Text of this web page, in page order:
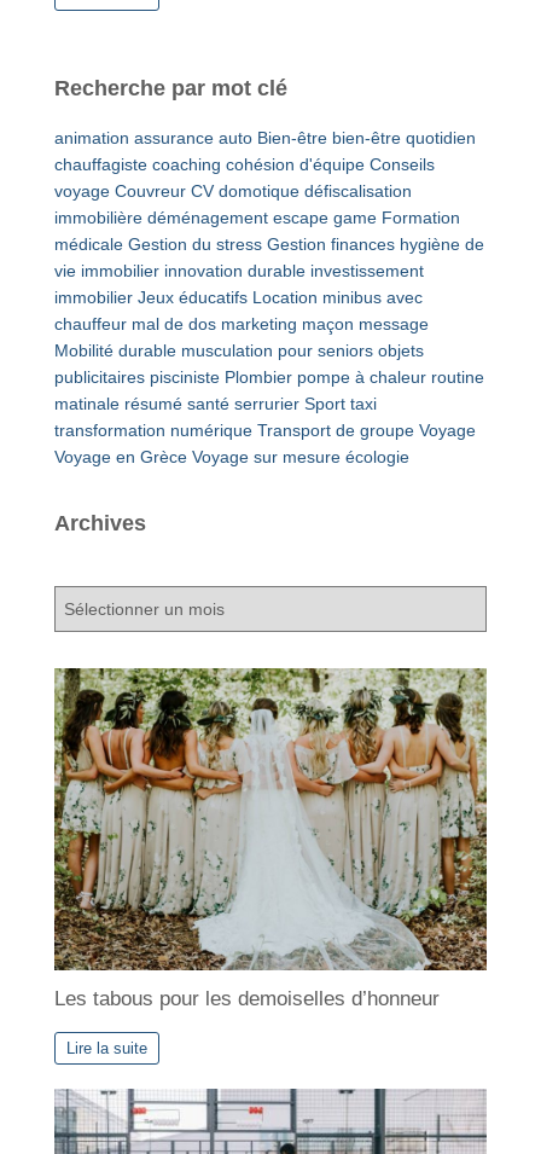
Recherche par mot clé
animation assurance auto Bien-être bien-être quotidien
chauffagiste coaching cohésion d'équipe Conseils
voyage Couvreur CV domotique défiscalisation
immobilière déménagement escape game Formation
médicale Gestion du stress Gestion finances hygiène de
vie immobilier innovation durable investissement
immobilier Jeux éducatifs Location minibus avec
chauffeur mal de dos marketing maçon message
Mobilité durable musculation pour seniors objets
publicitaires pisciniste Plombier pompe à chaleur routine
matinale résumé santé serrurier Sport taxi
transformation numérique Transport de groupe Voyage
Voyage en Grèce Voyage sur mesure écologie
Archives
A
c
i
v
e
s
Les tabous pour les demoiselles d’honneur
Lire la suite